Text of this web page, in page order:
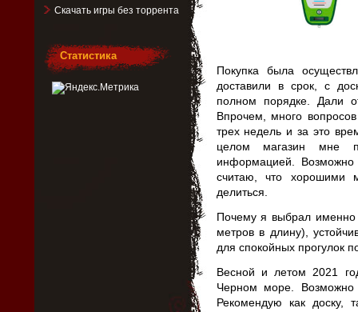
Покупка была
доставили в срок, с
полном порядке. Дали
Впрочем, много
трех недель и за это
целом магазин мне
информацией.
считаю, что хорошими
делиться.
Почему я выбрал именно
метров в длину),
для спокойных прогулок
Весной и летом 2021
Черном море.
Рекомендую как доску,
Скачать игры без торрента
Статистика